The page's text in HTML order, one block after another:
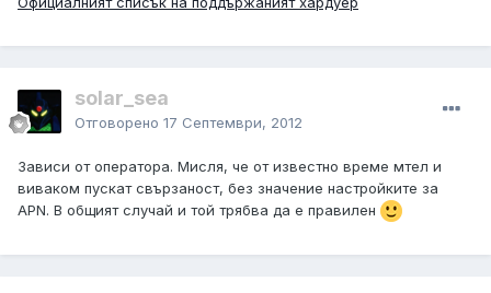
solar_sea
Отговорено 17 Септември, 2012
Зависи от оператора. Мисля, че от известно време мтел и
виваком пускат свързаност, без значение настройките за
APN. В общият случай и той трябва да е правилен